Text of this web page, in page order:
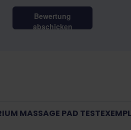
Bewertung
abschicken
MASSAGE PAD